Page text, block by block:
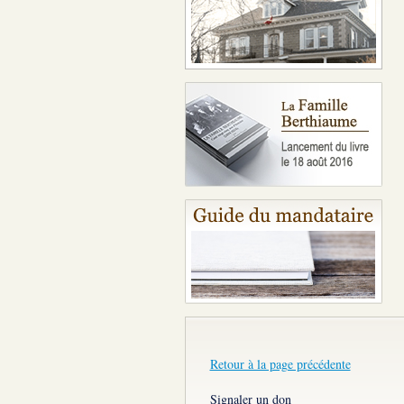
Retour à la page précédente
Signaler un don